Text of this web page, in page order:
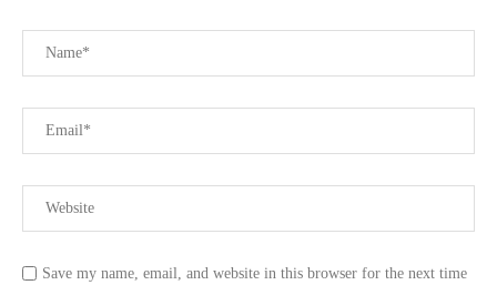
Save my name, email, and website in this browser for the next time